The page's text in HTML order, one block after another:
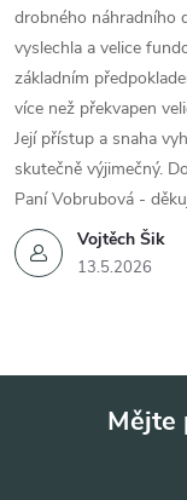
Vojtěch Šik
13.5.2026
drobného náhradního
vyslechla a velice
základním
více než překvapen
Její přístup a snaha
skutečně výjimečný.
Paní Vobrubová -
Mějte